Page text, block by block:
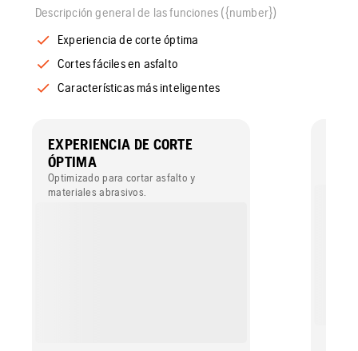
Descripción general de las funciones ({number})
Experiencia de corte óptima
Cortes fáciles en asfalto
Características más inteligentes
EXPERIENCIA DE CORTE
ÓPTIMA
Optimizado para cortar asfalto y
materiales abrasivos.